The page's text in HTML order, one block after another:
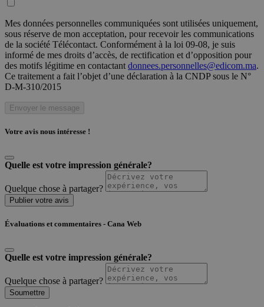
Mes données personnelles communiquées sont utilisées uniquement,
sous réserve de mon acceptation, pour recevoir les communications
de la société Télécontact. Conformément à la loi 09-08, je suis
informé de mes droits d’accès, de rectification et d’opposition pour
des motifs légitime en contactant donnees.personnelles@edicom.ma.
Ce traitement a fait l’objet d’une déclaration à la CNDP sous le N°
D-M-310/2015
Envoyer le message
Votre avis nous intéresse !
Quelle est votre impression générale?
Quelque chose à partager?
Publier votre avis
Évaluations et commentaires - Cana Web
Quelle est votre impression générale?
Quelque chose à partager?
Soumettre